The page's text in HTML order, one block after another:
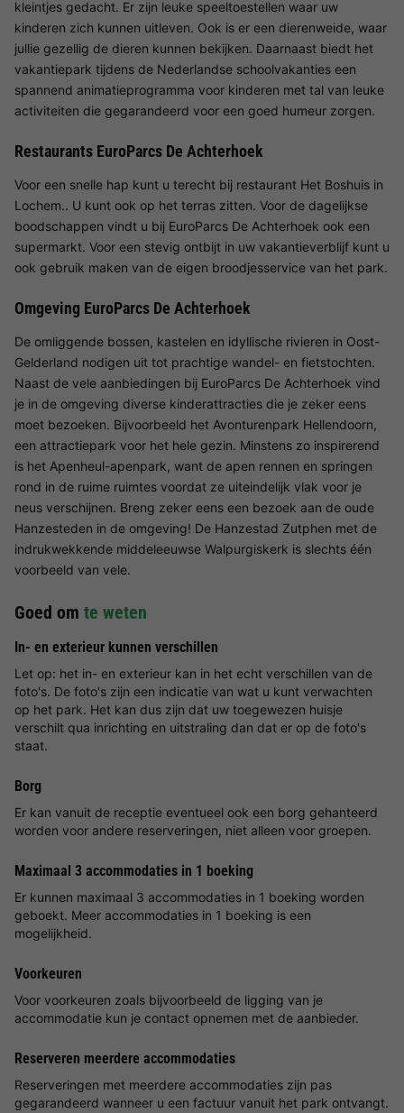
kleintjes gedacht. Er zijn leuke speeltoestellen waar uw
kinderen zich kunnen uitleven. Ook is er een dierenweide, waar
jullie gezellig de dieren kunnen bekijken. Daarnaast biedt het
vakantiepark tijdens de Nederlandse schoolvakanties een
spannend animatieprogramma voor kinderen met tal van leuke
activiteiten die gegarandeerd voor een goed humeur zorgen.
Restaurants EuroParcs De Achterhoek
Voor een snelle hap kunt u terecht bij restaurant Het Boshuis in
Lochem.. U kunt ook op het terras zitten. Voor de dagelijkse
boodschappen vindt u bij EuroParcs De Achterhoek ook een
supermarkt. Voor een stevig ontbijt in uw vakantieverblijf kunt u
ook gebruik maken van de eigen broodjesservice van het park.
Omgeving EuroParcs De Achterhoek
De omliggende bossen, kastelen en idyllische rivieren in Oost-
Gelderland nodigen uit tot prachtige wandel- en fietstochten.
Naast de vele aanbiedingen bij EuroParcs De Achterhoek vind
je in de omgeving diverse kinderattracties die je zeker eens
moet bezoeken. Bijvoorbeeld het Avonturenpark Hellendoorn,
een attractiepark voor het hele gezin. Minstens zo inspirerend
is het Apenheul-apenpark, want de apen rennen en springen
rond in de ruime ruimtes voordat ze uiteindelijk vlak voor je
neus verschijnen. Breng zeker eens een bezoek aan de oude
Hanzesteden in de omgeving! De Hanzestad Zutphen met de
indrukwekkende middeleeuwse Walpurgiskerk is slechts één
voorbeeld van vele.
Goed om te weten
In- en exterieur kunnen verschillen
Let op: het in- en exterieur kan in het echt verschillen van de
foto's. De foto's zijn een indicatie van wat u kunt verwachten
op het park. Het kan dus zijn dat uw toegewezen huisje
verschilt qua inrichting en uitstraling dan dat er op de foto's
staat.
Borg
Er kan vanuit de receptie eventueel ook een borg gehanteerd
worden voor andere reserveringen, niet alleen voor groepen.
Maximaal 3 accommodaties in 1 boeking
Er kunnen maximaal 3 accommodaties in 1 boeking worden
geboekt. Meer accommodaties in 1 boeking is een
mogelijkheid.
Voorkeuren
Voor voorkeuren zoals bijvoorbeeld de ligging van je
accommodatie kun je contact opnemen met de aanbieder.
Reserveren meerdere accommodaties
Reserveringen met meerdere accommodaties zijn pas
gegarandeerd wanneer u een factuur vanuit het park ontvangt.